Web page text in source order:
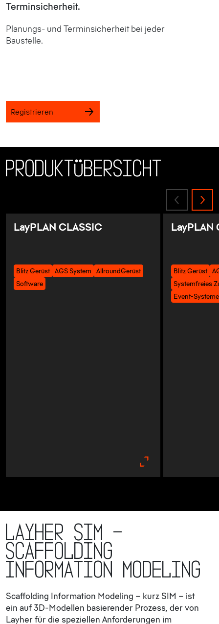
Terminsicherheit.
Planungs- und Terminsicherheit bei jeder
Baustelle.
Registrieren
Produktübersicht
LayPLAN CLASSIC
Blitz Gerüst AGS System
AllroundGerüst
Software
LayPLAN
Blitz Gerüst
Systemfreies
Event-Systeme
Layher SIM –
Scaffolding
Information Modeling
Scaffolding Information Modeling – kurz SIM – ist
ein auf 3D-Modellen basierender Prozess, der von
Layher für die speziellen Anforderungen im